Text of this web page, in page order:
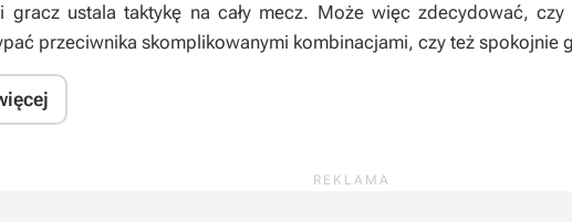
gracz ustala taktykę na cały mecz. Może więc zdecydować,
przeciwnika skomplikowanymi kombinacjami, czy też spokojnie